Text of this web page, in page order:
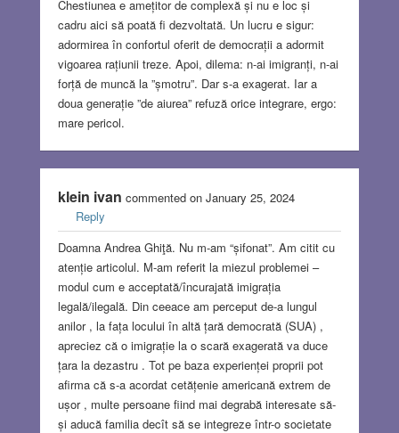
Chestiunea e amețitor de complexă și nu e loc și
cadru aici să poată fi dezvoltată. Un lucru e sigur:
adormirea în confortul oferit de democrații a adormit
vigoarea rațiunii treze. Apoi, dilema: n-ai imigranți, n-ai
forță de muncă la ”șmotru”. Dar s-a exagerat. Iar a
doua generație ”de aiurea” refuză orice integrare, ergo:
mare pericol.
klein ivan commented on January 25, 2024
Reply
Doamna Andrea Ghiţă. Nu m-am “șifonat”. Am citit cu
atenție articolul. M-am referit la miezul problemei –
modul cum e acceptată/încurajată imigrația
legală/ilegală. Din ceeace am perceput de-a lungul
anilor , la fața locului în altă țară democrată (SUA) ,
apreciez că o imigrație la o scară exagerată va duce
țara la dezastru . Tot pe baza experienței proprii pot
afirma că s-a acordat cetățenie americană extrem de
ușor , multe persoane fiind mai degrabă interesate să-
și aducă familia decît să se integreze într-o societate